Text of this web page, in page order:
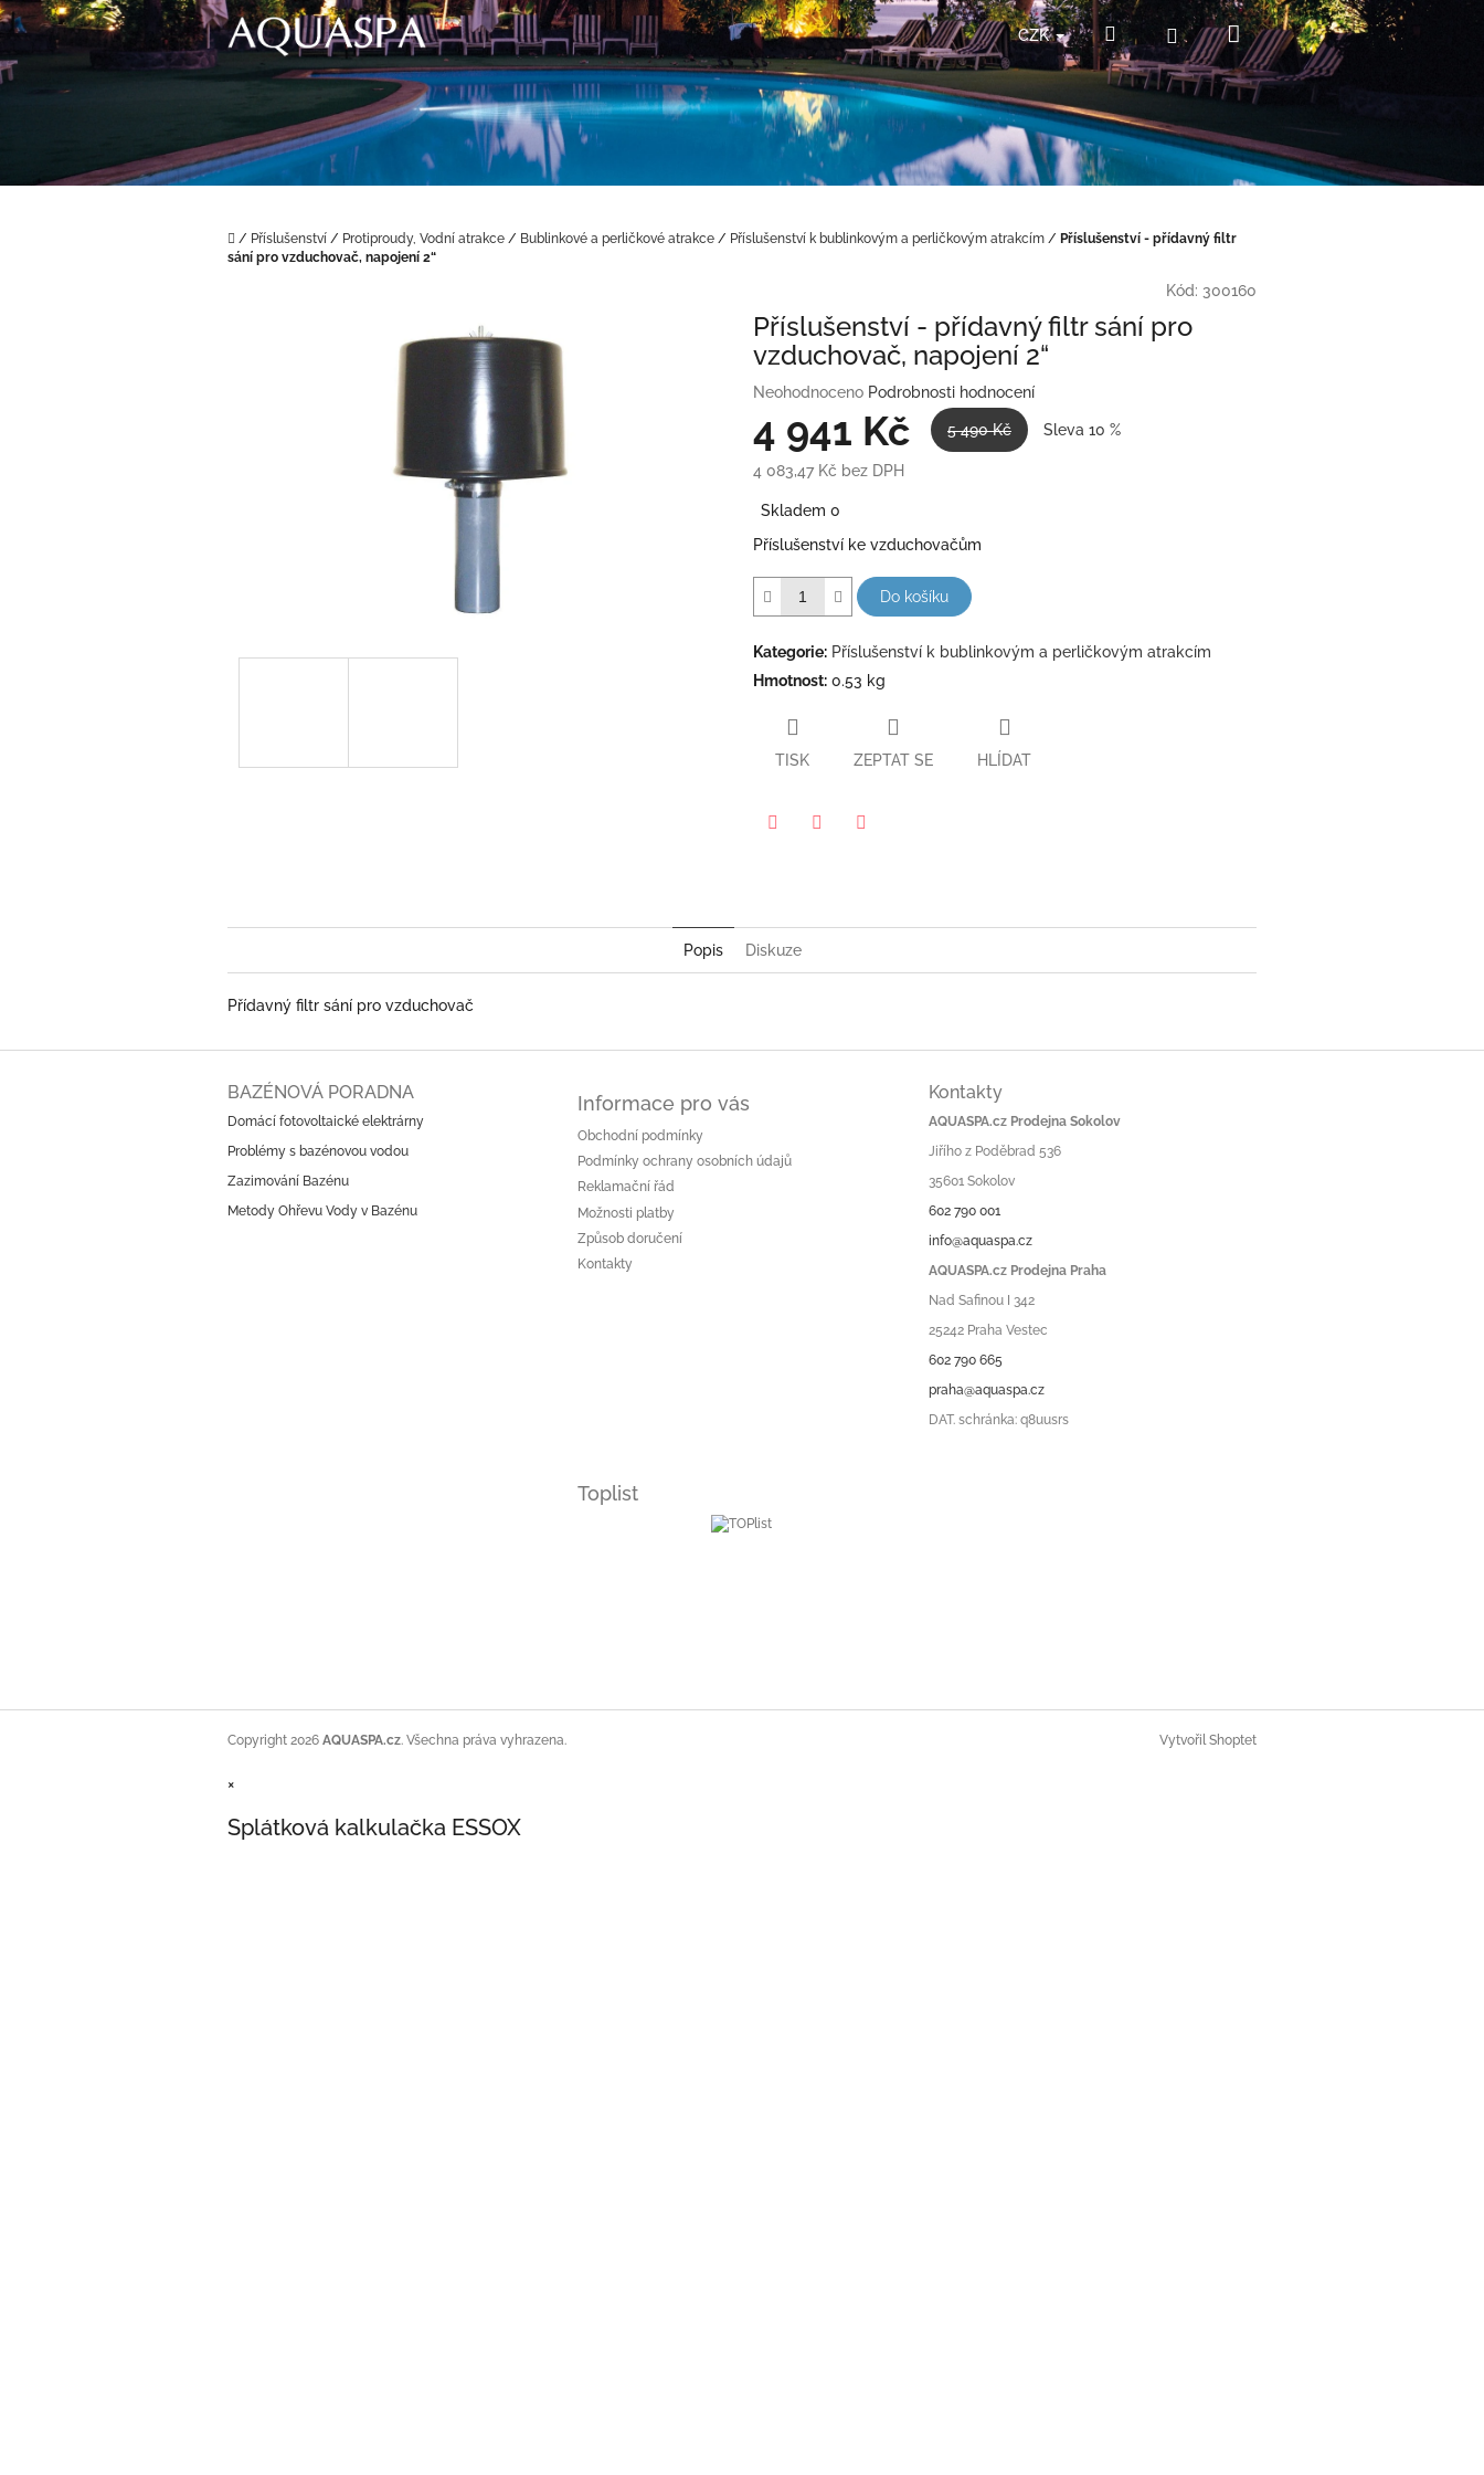
Přejít
na
CZK HledatPřihlášeníNákupní
košík
Domů
/ Příslušenství / Protiproudy, Vodní atrakce / Bublinkové a perličkové atrakce / Příslušenství k bublinkovým a perličkovým atrakcím / Příslušenství - přídavný filtr
sání pro vzduchovač, napojení 2“
Kód: 300160
Příslušenství - přídavný filtr sání pro
vzduchovač, napojení 2“
Průměrné
produktu
0,0
hvězdiček.
Neohodnoceno Podrobnosti hodnocení
4 941 Kč 5 490 Kč Sleva 10 %
4 083,47 Kč bez DPH
cena:
Skladem 0
Příslušenství ke vzduchovačům
Do košíku
Kategorie: Příslušenství k bublinkovým a perličkovým atrakcím
Hmotnost: 0.53 kg
TISK ZEPTAT SE HLÍDAT
Popis Diskuze
Přídavný filtr sání pro vzduchovač
BAZÉNOVÁ PORADNA
Domácí fotovoltaické elektrárny
Problémy s bazénovou vodou
Zazimování Bazénu
Metody Ohřevu Vody v Bazénu
Informace pro vás
Obchodní podmínky
Podmínky ochrany osobních údajů
Reklamační řád
Možnosti platby
Způsob doručení
Kontakty
Kontakty
AQUASPA.cz Prodejna Sokolov
Jiřího z Poděbrad 536
35601 Sokolov
602 790 001
info@aquaspa.cz
AQUASPA.cz Prodejna Praha
Nad Safinou I 342
25242 Praha Vestec
602 790 665
praha@aquaspa.cz
DAT. schránka: q8uusrs
Toplist
Vytvořil Shoptet
Copyright 2026 AQUASPA.cz. Všechna práva vyhrazena.
×
Splátková kalkulačka ESSOX